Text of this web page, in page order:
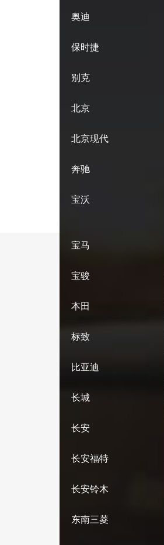
奥迪
保时捷
别克
北京
北京现代
奔驰
宝沃
宝马
宝骏
本田
标致
比亚迪
长城
长安
长安福特
长安铃木
东南三菱